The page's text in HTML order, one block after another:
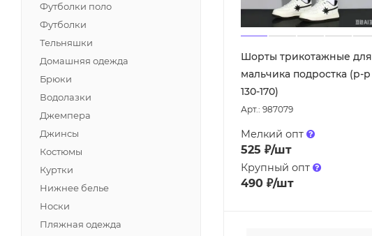
Шорты трикотажные для
мальчика подростка (р-р
130-170)
Арт.: 987079
Мелкий опт
525 ₽/шт
Крупный опт
490 ₽/шт
Футболки поло
Футболки
Тельняшки
Домашняя одежда
Брюки
Водолазки
Джемпера
Джинсы
Костюмы
Куртки
Нижнее белье
Носки
Пляжная одежда